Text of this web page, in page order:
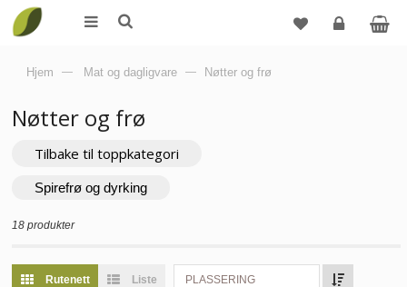
Hjem — Mat og dagligvare — Nøtter og frø
Nøtter og frø
Tilbake til toppkategori
Spirefrø og dyrking
18 produkter
Rutenett Liste PLASSERING